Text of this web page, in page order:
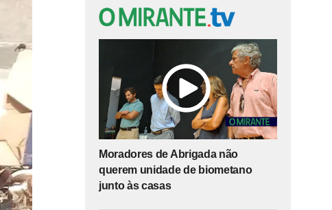
Moradores de Abrigada não
querem unidade de biometano
junto às casas